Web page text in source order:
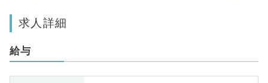
求人詳細
給与